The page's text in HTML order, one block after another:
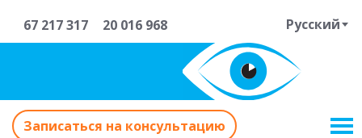
67 217 317 20 016 968 Русский
Записаться на консультацию